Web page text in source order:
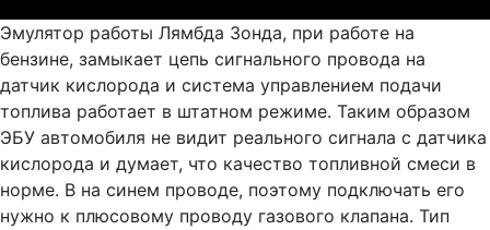
Эмулятор работы Лямбда Зонда, при работе на
бензине, замыкает цепь сигнального провода на
датчик кислорода и система управлением подачи
топлива работает в штатном режиме. Таким образом
ЭБУ автомобиля не видит реального сигнала с датчика
кислорода и думает, что качество топливной смеси в
норме. В на синем проводе, поэтому подключать его
нужно к плюсовому проводу газового клапана. Тип